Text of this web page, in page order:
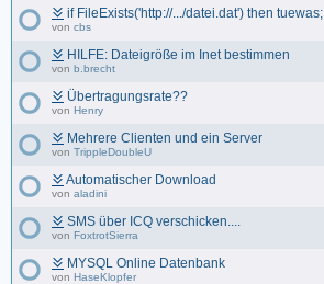
if FileExists('http://.../datei.dat') then tuewas;
von cbs
HILFE: Dateigröße im Inet bestimmen
von b.brecht
Übertragungsrate??
von Henry
Mehrere Clienten und ein Server
von TrippleDoubleU
Automatischer Download
von aladini
SMS über ICQ verschicken....
von FoxtrotSierra
MYSQL Online Datenbank
von HaseKlopfer